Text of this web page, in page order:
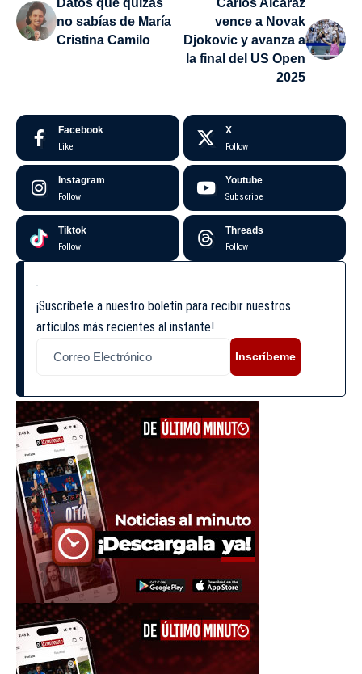
no sabías de María
Cristina Camilo
vence a Novak
Djokovic y avanza a
la final del US Open
2025
Facebook
Like
X
Follow
Instagram
Follow
Youtube
Subscribe
Tiktok
Follow
Threads
Follow
¡Suscríbete a nuestro boletín para recibir nuestros
artículos más recientes al instante!
Inscríbeme